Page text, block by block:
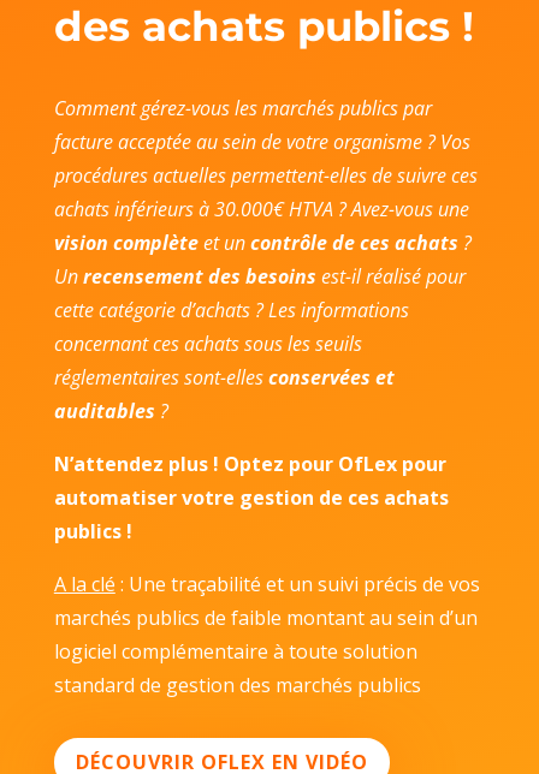
des achats publics !
Comment gérez-vous les marchés publics par
facture acceptée au sein de votre organisme ? Vos
procédures actuelles permettent-elles de suivre ces
achats inférieurs à 30.000€ HTVA ? Avez-vous une
vision complèteet uncontrôle de ces achats ?
Unrecensement des besoins est-il réalisé pour
cette catégorie d’achats ? Les informations
concernant ces achats sous les seuils
réglementaires sont-ellesconservées et
auditables ?
N’attendez plus ! Optez pour OfLex pour
automatiser votre gestion de ces achats
publics !
A la clé : Une traçabilité et un suivi précis de vos
marchés publics de faible montant au sein d’un
logiciel complémentaire à toute solution
standard de gestion des marchés publics
DÉCOUVRIR OFLEX EN VIDÉO